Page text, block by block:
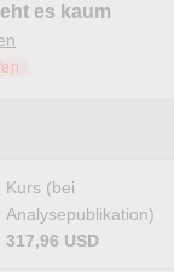
es kaum
Kurs (bei
Analysepublikation)
317,96 USD